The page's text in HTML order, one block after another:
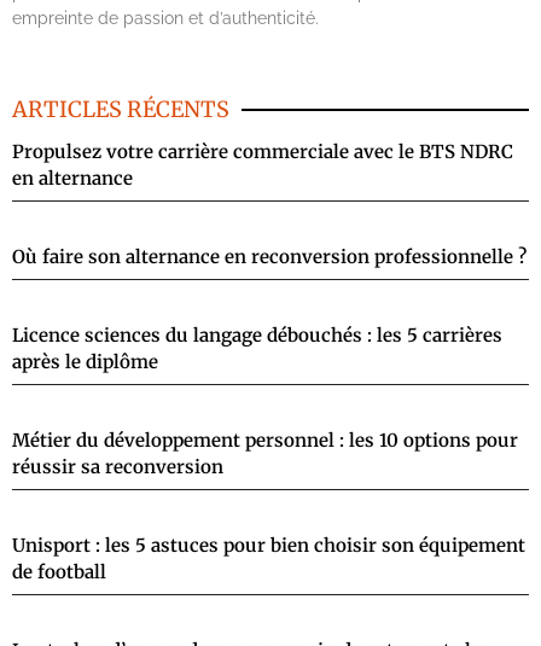
empreinte de passion et d’authenticité.
ARTICLES RÉCENTS
Propulsez votre carrière commerciale avec le BTS NDRC
en alternance
Où faire son alternance en reconversion professionnelle ?
Licence sciences du langage débouchés : les 5 carrières
après le diplôme
Métier du développement personnel : les 10 options pour
réussir sa reconversion
Unisport : les 5 astuces pour bien choisir son équipement
de football